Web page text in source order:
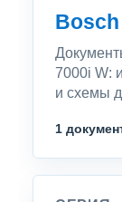
7000i W:
и схемы
1